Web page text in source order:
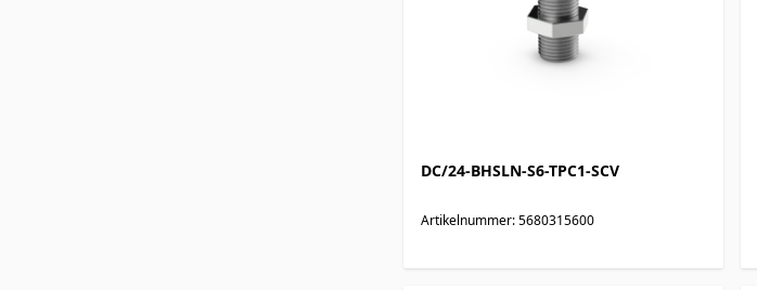
DC/24-BHSLN-S6-TPC1-SCV
Artikelnummer: 5680315600